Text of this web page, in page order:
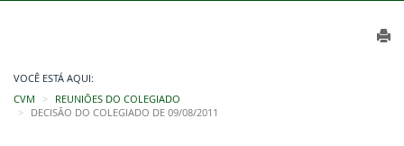
VOCÊ ESTÁ AQUI:
CVM
REUNIÕES DO COLEGIADO
DECISÃO DO COLEGIADO DE 09/08/2011